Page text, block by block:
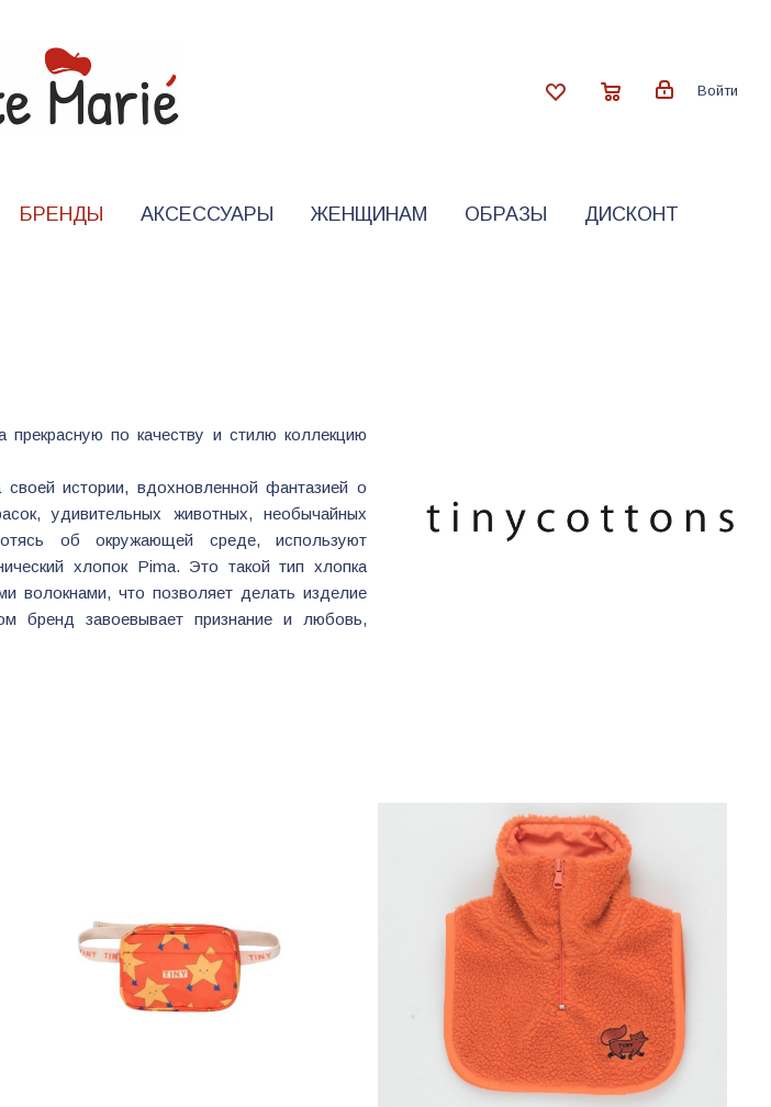
Войти
БРЕНДЫ АКСЕССУАРЫ ЖЕНЩИНАМ ОБРАЗЫ ДИСКОНТ
прекрасную по качеству и стилю коллекцию
истории, вдохновленной фантазией о
удивительных животных, необычайных
об окружающей среде, используют
хлопок Pima. Это такой тип хлопка
волокнами, что позволяет делать изделие
бренд завоевывает признание и любовь,